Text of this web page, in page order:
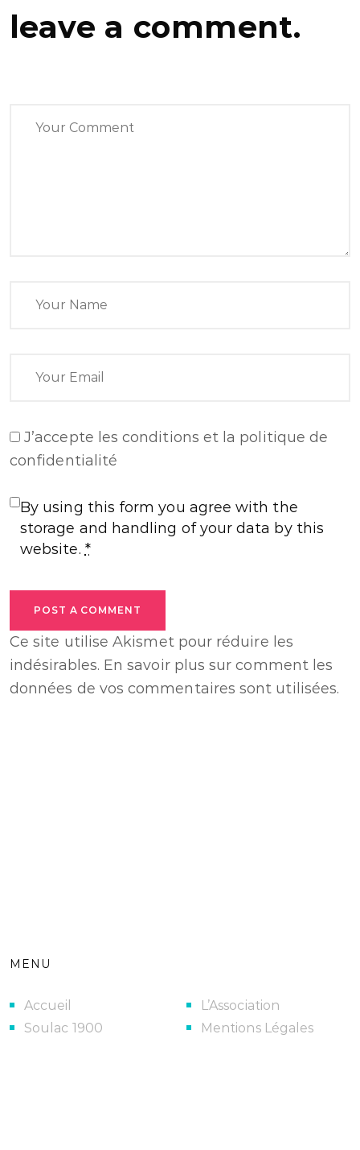
leave a comment.
J’accepte les conditions et la politique de
confidentialité
By using this form you agree with the
storage and handling of your data by this
website. *
POST A COMMENT
Ce site utilise Akismet pour réduire les
indésirables. En savoir plus sur comment les
données de vos commentaires sont utilisées.
MENU
Accueil
Soulac 1900
L’Association
Mentions Légales